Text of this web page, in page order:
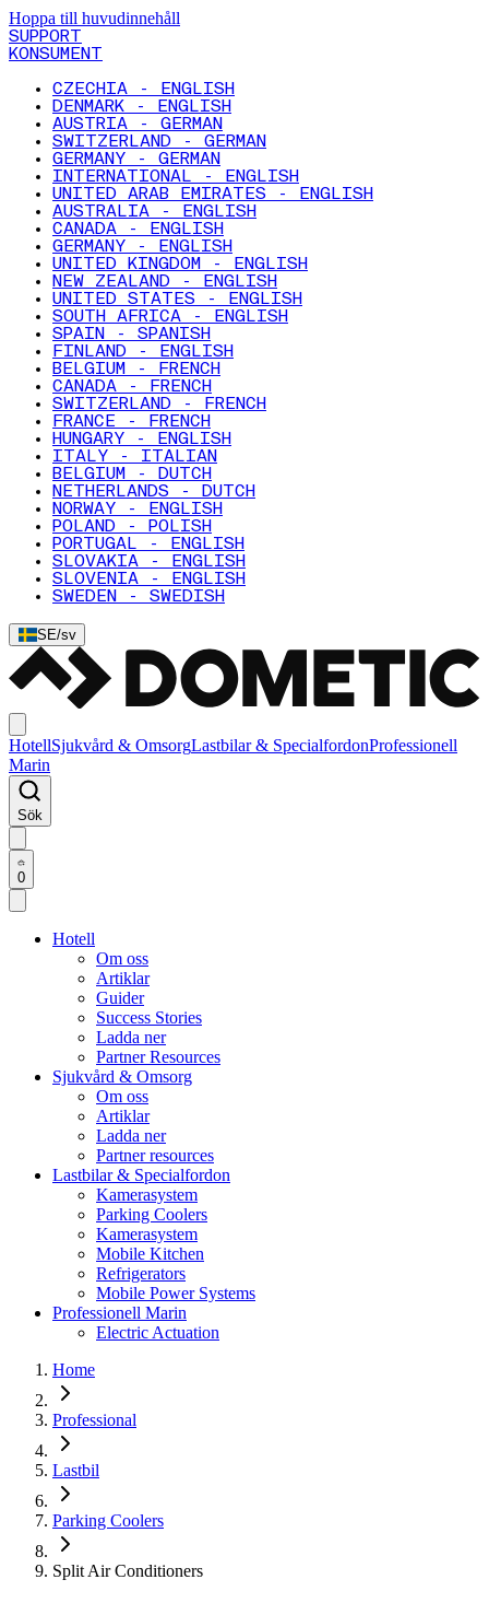
Hoppa till huvudinnehåll
SUPPORT
KONSUMENT
CZECHIA - ENGLISH
DENMARK - ENGLISH
AUSTRIA - GERMAN
SWITZERLAND - GERMAN
GERMANY - GERMAN
INTERNATIONAL - ENGLISH
UNITED ARAB EMIRATES - ENGLISH
AUSTRALIA - ENGLISH
CANADA - ENGLISH
GERMANY - ENGLISH
UNITED KINGDOM - ENGLISH
NEW ZEALAND - ENGLISH
UNITED STATES - ENGLISH
SOUTH AFRICA - ENGLISH
SPAIN - SPANISH
FINLAND - ENGLISH
BELGIUM - FRENCH
CANADA - FRENCH
SWITZERLAND - FRENCH
FRANCE - FRENCH
HUNGARY - ENGLISH
ITALY - ITALIAN
BELGIUM - DUTCH
NETHERLANDS - DUTCH
NORWAY - ENGLISH
POLAND - POLISH
PORTUGAL - ENGLISH
SLOVAKIA - ENGLISH
SLOVENIA - ENGLISH
SWEDEN - SWEDISH
SE/sv
HotellSjukvård & OmsorgLastbilar & SpecialfordonProfessionell
Marin
Sök
0
Hotell
Om oss
Artiklar
Guider
Success Stories
Ladda ner
Partner Resources
Sjukvård & Omsorg
Om oss
Artiklar
Ladda ner
Partner resources
Lastbilar & Specialfordon
Kamerasystem
Parking Coolers
Kamerasystem
Mobile Kitchen
Refrigerators
Mobile Power Systems
Professionell Marin
Electric Actuation
Home
Professional
Lastbil
Parking Coolers
Split Air Conditioners